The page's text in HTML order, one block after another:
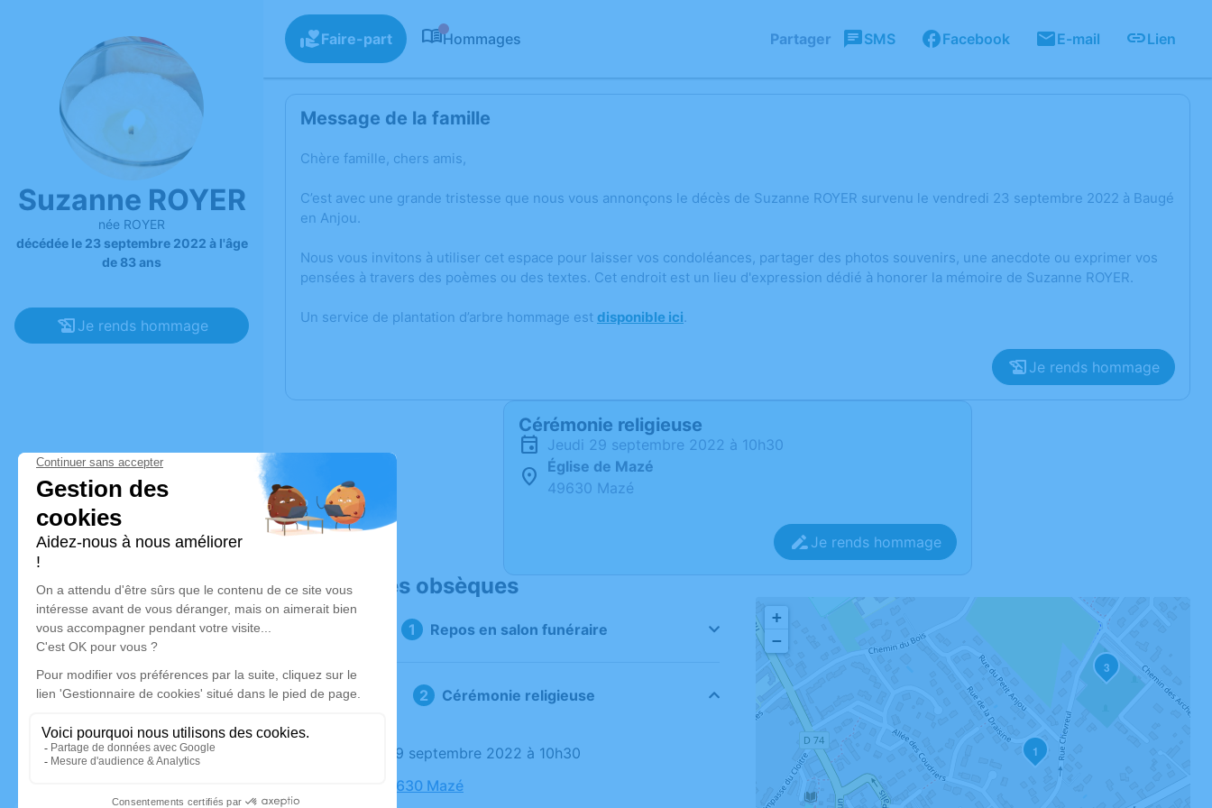
Suzanne ROYER
née ROYER
décédée le 23 septembre 2022 à l'âge
de 83 ans
Je rends hommage
Faire-part Hommages Partager SMS Facebook E-mail Lien
Message de la famille
Chère famille, chers amis,
C’est avec une grande tristesse que nous vous annonçons le décès de Suzanne ROYER survenu le vendredi 23 septembre 2022 à Baugé
en Anjou.
Nous vous invitons à utiliser cet espace pour laisser vos condoléances, partager des photos souvenirs, une anecdote ou exprimer vos
pensées à travers des poèmes ou des textes. Cet endroit est un lieu d'expression dédié à honorer la mémoire de Suzanne ROYER.
Un service de plantation d’arbre hommage est disponible ici.
Je rends hommage
Cérémonie religieuse
jeudi 29 septembre 2022 à 10h30
Église de Mazé
49630 Mazé
Je rends hommage
Déroulé des obsèques
Repos en salon funéraire
Cérémonie religieuse
Le jeudi 29 septembre 2022 à 10h30
Église, 49630 Mazé
1
3
+
−